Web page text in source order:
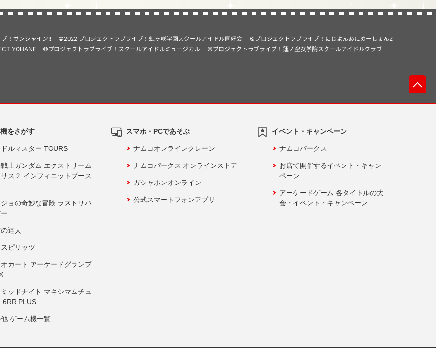
！サンシャイン!! ©2022 プロジェクトラブライブ！虹ヶ咲学園スクールアイドル同好会
©プロジェクトラブライブ！にじよんあにめーしょん2
YOHANE
©プロジェクトラブライブ！スクールアイドルミュージカル ©プロジェクトラブライブ！蓮ノ空女学院スクールアイドルクラブ
をさがす
ルマスター TOURS
士ガンダム エクストリーム
ス２ インフィニットブース
ョの奇妙な冒険 ラストサバ
達人
ピリッツ
カート アーケードグランプ
ッドナイト マキシマムチュ
6RR PLUS
ゲーム機一覧
スマホ・PCであそぶ
ナムコオンラインクレーン
ナムコパークス オンラインストア
ガシャポンオンライン
公式スマートフォンアプリ
イベント・キャンペーン
ナムコパークス
お店で開催するイベント・キャン
ペーン
アーケードゲーム 各タイトルの大
会・イベント・キャンペーン